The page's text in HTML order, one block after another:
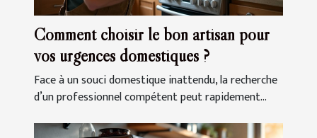
Comment choisir le bon artisan pour
vos urgences domestiques ?
Face à un souci domestique inattendu, la recherche
d’un professionnel compétent peut rapidement...